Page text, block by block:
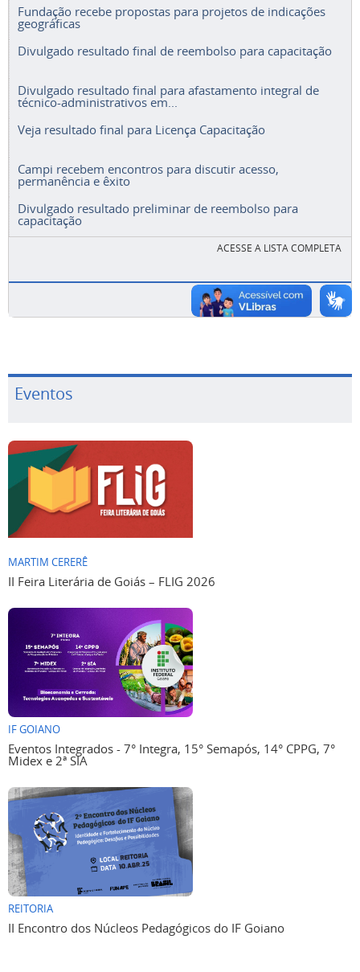
Fundação recebe propostas para projetos de indicações
geográficas
Divulgado resultado final de reembolso para capacitação
Divulgado resultado final para afastamento integral de
técnico-administrativos em...
Veja resultado final para Licença Capacitação
Campi recebem encontros para discutir acesso,
permanência e êxito
Divulgado resultado preliminar de reembolso para
capacitação
ACESSE A LISTA COMPLETA
Eventos
MARTIM CERERÊ
II Feira Literária de Goiás – FLIG 2026
IF GOIANO
Eventos Integrados - 7° Integra, 15° Semapós, 14° CPPG, 7°
Midex e 2ª SIA
REITORIA
II Encontro dos Núcleos Pedagógicos do IF Goiano